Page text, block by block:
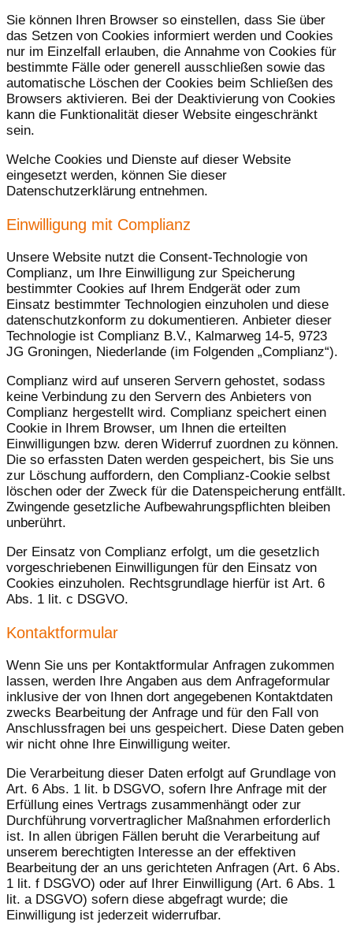
Sie können Ihren Browser so einstellen, dass Sie über
das Setzen von Cookies informiert werden und Cookies
nur im Einzelfall erlauben, die Annahme von Cookies für
bestimmte Fälle oder generell ausschließen sowie das
automatische Löschen der Cookies beim Schließen des
Browsers aktivieren. Bei der Deaktivierung von Cookies
kann die Funktionalität dieser Website eingeschränkt
sein.
Welche Cookies und Dienste auf dieser Website
eingesetzt werden, können Sie dieser
Datenschutzerklärung entnehmen.
Einwilligung mit Complianz
Unsere Website nutzt die Consent-Technologie von
Complianz, um Ihre Einwilligung zur Speicherung
bestimmter Cookies auf Ihrem Endgerät oder zum
Einsatz bestimmter Technologien einzuholen und diese
datenschutzkonform zu dokumentieren. Anbieter dieser
Technologie ist Complianz B.V., Kalmarweg 14-5, 9723
JG Groningen, Niederlande (im Folgenden „Complianz“).
Complianz wird auf unseren Servern gehostet, sodass
keine Verbindung zu den Servern des Anbieters von
Complianz hergestellt wird. Complianz speichert einen
Cookie in Ihrem Browser, um Ihnen die erteilten
Einwilligungen bzw. deren Widerruf zuordnen zu können.
Die so erfassten Daten werden gespeichert, bis Sie uns
zur Löschung auffordern, den Complianz-Cookie selbst
löschen oder der Zweck für die Datenspeicherung entfällt.
Zwingende gesetzliche Aufbewahrungspflichten bleiben
unberührt.
Der Einsatz von Complianz erfolgt, um die gesetzlich
vorgeschriebenen Einwilligungen für den Einsatz von
Cookies einzuholen. Rechtsgrundlage hierfür ist Art. 6
Abs. 1 lit. c DSGVO.
Kontaktformular
Wenn Sie uns per Kontaktformular Anfragen zukommen
lassen, werden Ihre Angaben aus dem Anfrageformular
inklusive der von Ihnen dort angegebenen Kontaktdaten
zwecks Bearbeitung der Anfrage und für den Fall von
Anschlussfragen bei uns gespeichert. Diese Daten geben
wir nicht ohne Ihre Einwilligung weiter.
Die Verarbeitung dieser Daten erfolgt auf Grundlage von
Art. 6 Abs. 1 lit. b DSGVO, sofern Ihre Anfrage mit der
Erfüllung eines Vertrags zusammenhängt oder zur
Durchführung vorvertraglicher Maßnahmen erforderlich
ist. In allen übrigen Fällen beruht die Verarbeitung auf
unserem berechtigten Interesse an der effektiven
Bearbeitung der an uns gerichteten Anfragen (Art. 6 Abs.
1 lit. f DSGVO) oder auf Ihrer Einwilligung (Art. 6 Abs. 1
lit. a DSGVO) sofern diese abgefragt wurde; die
Einwilligung ist jederzeit widerrufbar.